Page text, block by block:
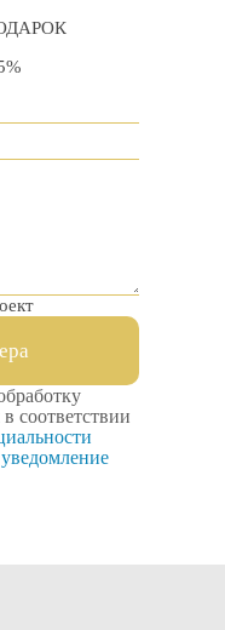
соответствии